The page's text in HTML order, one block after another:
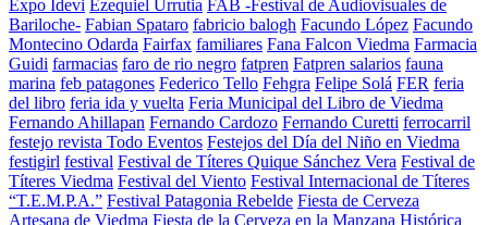
Expo Idevi Ezequiel Urrutia FAB -Festival de Audiovisuales de
Bariloche- Fabian Spataro fabricio balogh Facundo López Facundo
Montecino Odarda Fairfax familiares Fana Falcon Viedma Farmacia
Guidi farmacias faro de rio negro fatpren Fatpren salarios fauna
marina feb patagones Federico Tello Fehgra Felipe Solá FER feria
del libro feria ida y vuelta Feria Municipal del Libro de Viedma
Fernando Ahillapan Fernando Cardozo Fernando Curetti ferrocarril
festejo revista Todo Eventos Festejos del Día del Niño en Viedma
festigirl festival Festival de Títeres Quique Sánchez Vera Festival de
Títeres Viedma Festival del Viento Festival Internacional de Títeres
“T.E.M.P.A.” Festival Patagonia Rebelde Fiesta de Cerveza
Artesana de Viedma Fiesta de la Cerveza en la Manzana Histórica